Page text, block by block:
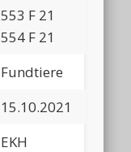
553 F 21
554 F 21
Fundtiere
15.10.2021
EKH